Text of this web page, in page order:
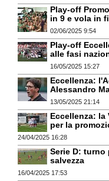
Play-off
in 9 e vola in
02/06/2025 9:54
Play-off
alle fasi
16/05/2025 15:27
Eccellenza:
Alessandro
13/05/2025 21:14
Eccellenza: la
per la
24/04/2025 16:28
Serie D: turno
salvezza
16/04/2025 17:53